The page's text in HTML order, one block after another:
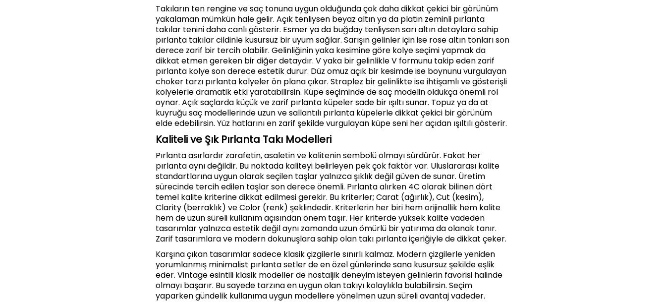
Takıların ten rengine ve saç tonuna uygun olduğunda çok daha dikkat çekici bir görünüm
yakalaman mümkün hale gelir. Açık tenliysen beyaz altın ya da platin zeminli pırlanta
takılar tenini daha canlı gösterir. Esmer ya da buğday tenliysen sarı altın detaylara sahip
pırlanta takılar cildinle kusursuz bir uyum sağlar. Sarışın gelinler için ise rose altın tonları son
derece zarif bir tercih olabilir. Gelinliğinin yaka kesimine göre kolye seçimi yapmak da
dikkat etmen gereken bir diğer detaydır. V yaka bir gelinlikle V formunu takip eden zarif
pırlanta kolye son derece estetik durur. Düz omuz açık bir kesimde ise boynunu vurgulayan
choker tarzı pırlanta kolyeler ön plana çıkar. Straplez bir gelinlikte ise ihtişamlı ve gösterişli
kolyelerle dramatik etki yaratabilirsin. Küpe seçiminde de saç modelin oldukça önemli rol
oynar. Açık saçlarda küçük ve zarif pırlanta küpeler sade bir ışıltı sunar. Topuz ya da at
kuyruğu saç modellerinde uzun ve sallantılı pırlanta küpelerle dikkat çekici bir görünüm
elde edebilirsin. Yüz hatlarını en zarif şekilde vurgulayan küpe seni her açıdan ışıltılı gösterir.
Kaliteli ve Şık Pırlanta Takı Modelleri
Pırlanta asırlardır zarafetin, asaletin ve kalitenin sembolü olmayı sürdürür. Fakat her
pırlanta aynı değildir. Bu noktada kaliteyi belirleyen pek çok faktör var. Uluslararası kalite
standartlarına uygun olarak seçilen taşlar yalnızca şıklık değil güven de sunar. Üretim
sürecinde tercih edilen taşlar son derece önemli. Pırlanta alırken 4C olarak bilinen dört
temel kalite kriterine dikkat edilmesi gerekir. Bu kriterler; Carat (ağırlık), Cut (kesim),
Clarity (berraklık) ve Color (renk) şeklindedir. Kriterlerin her biri hem orijinallik hem kalite
hem de uzun süreli kullanım açısından önem taşır. Her kriterde yüksek kalite vadeden
tasarımlar yalnızca estetik değil aynı zamanda uzun ömürlü bir yatırıma da olanak tanır.
Zarif tasarımlara ve modern dokunuşlara sahip olan takı pırlanta içeriğiyle de dikkat çeker.
Karşına çıkan tasarımlar sadece klasik çizgilerle sınırlı kalmaz. Modern çizgilerle yeniden
yorumlanmış minimalist pırlanta setler de en özel günlerinde sana kusursuz şekilde eşlik
eder. Vintage esintili klasik modeller de nostaljik deneyim isteyen gelinlerin favorisi halinde
olmayı başarır. Bu sayede tarzına en uygun olan takıyı kolaylıkla bulabilirsin. Seçim
yaparken gündelik kullanıma uygun modellere yönelmen uzun süreli avantaj vadeder.